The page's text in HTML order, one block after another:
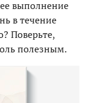
выполнение
в течение
Поверьте,
полезным.